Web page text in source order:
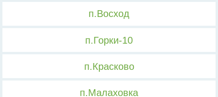
п.Восход
п.Горки-10
п.Красково
п.Малаховка